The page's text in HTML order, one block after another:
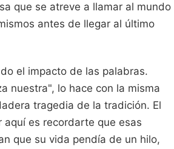
que se atreve a llamar al mundo
antes de llegar al último
el impacto de las palabras.
nuestra", lo hace con la misma
tragedia de la tradición. El
es recordarte que esas
que su vida pendía de un hilo,